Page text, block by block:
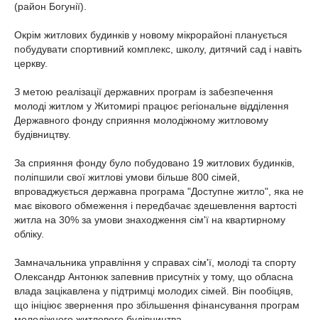
(район Богунії).
Окрім житлових будинків у новому мікрорайоні планується
побудувати спортивний комплекс, школу, дитячий сад і навіть
церкву.
З метою реалізації державних програм із забезпечення
молоді житлом у Житомирі працює регіональне відділення
Державного фонду сприяння молодіжному житловому
будівництву.
За сприяння фонду було побудовано 19 житлових будинків,
поліпшили свої житлові умови більше 800 сімей,
впроваджується державна програма "Доступне житло", яка не
має вікового обмеження і передбачає здешевлення вартості
житла на 30% за умови знаходження сім'ї на квартирному
обліку.
Замначальника управління у справах сім'ї, молоді та спорту
Олександр Антонюк запевнив присутніх у тому, що обласна
влада зацікавлена у підтримці молодих сімей. Він пообіцяв,
що ініціює звернення про збільшення фінансування програм